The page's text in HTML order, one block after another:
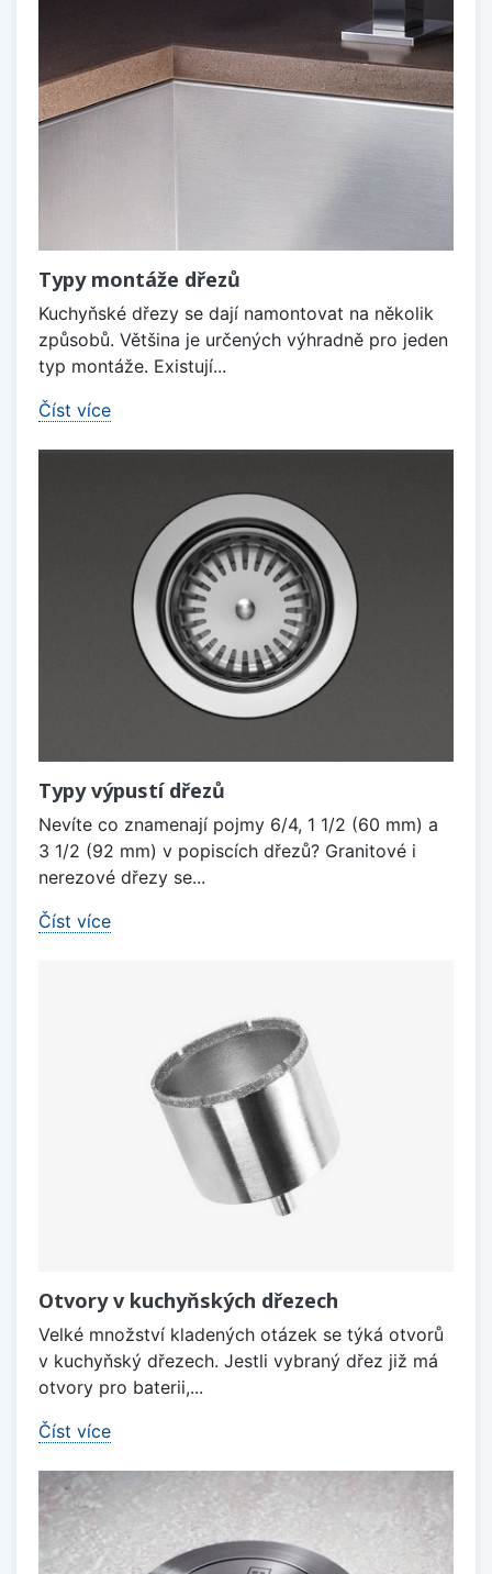
Typy montáže dřezů
Kuchyňské dřezy se dají namontovat na několik
způsobů. Většina je určených výhradně pro jeden
typ montáže. Existují...
Číst více
Typy výpustí dřezů
Nevíte co znamenají pojmy 6/4, 1 1/2 (60 mm) a
3 1/2 (92 mm) v popiscích dřezů? Granitové i
nerezové dřezy se...
Číst více
Otvory v kuchyňských dřezech
Velké množství kladených otázek se týká otvorů
v kuchyňský dřezech. Jestli vybraný dřez již má
otvory pro baterii,...
Číst více